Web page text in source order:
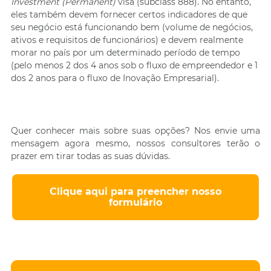
eles também devem fornecer certos indicadores de que
seu negócio está funcionando bem (volume de negócios,
ativos e requisitos de funcionários) e devem realmente
morar no país por um determinado período de tempo
(pelo menos 2 dos 4 anos sob o fluxo de empreendedor e 1
dos 2 anos para o fluxo de Inovação Empresarial).
Quer conhecer mais sobre suas opções? Nos envie uma
mensagem agora mesmo, nossos consultores terão o
prazer em tirar todas as suas dúvidas.
Clique aqui para preencher nosso
formulário